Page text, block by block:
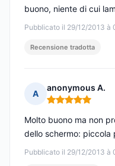
Pubblicato il 29/12/2013 à
buono, niente di cui
Recensione tradotta
A
anonymous A.
Nota: 5 su 5
Pubblicato il 29/12/2013 à
Molto buono ma non
dello schermo: piccola